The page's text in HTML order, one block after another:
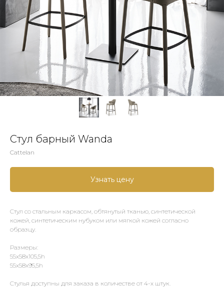
Стул барный Wanda
Cattelan
Узнать цену
Стул со стальным каркасом, обтянутый тканью, синтетической
кожей, синтетическим нубуком или мягкой кожей согласно
образцу.
Размеры:
55x58x105,5h
55x58x95,5h
Стулья доступны для заказа в количестве от 4-х штук.